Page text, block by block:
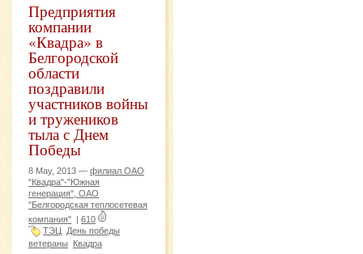
Предприятия
компании
«Квадра» в
Белгородской
области
поздравили
участников войны
и тружеников
тыла с Днем
Победы
8 May, 2013 — филиал ОАО
"Квадра"-"Южная
генерация", ОАО
"Белгородская теплосетевая
компания" | 610
ТЭЦ
День победы
ветераны
Квадра